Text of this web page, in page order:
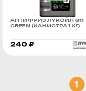
АНТИФРИЗ ЛУКОЙЛ G11
GREEN (КАНИСТРА 1 КГ)
240 ₽
1